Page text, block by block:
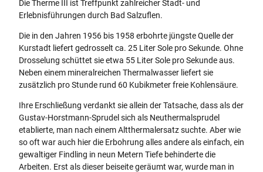
Die Therme III ist Treffpunkt zahlreicher Stadt- und
Erlebnisführungen durch Bad Salzuflen.
Die in den Jahren 1956 bis 1958 erbohrte jüngste Quelle der
Kurstadt liefert gedrosselt ca. 25 Liter Sole pro Sekunde. Ohne
Drosselung schüttet sie etwa 55 Liter Sole pro Sekunde aus.
Neben einem mineralreichen Thermalwasser liefert sie
zusätzlich pro Stunde rund 60 Kubikmeter freie Kohlensäure.
Ihre Erschließung verdankt sie allein der Tatsache, dass als der
Gustav-Horstmann-Sprudel sich als Neuthermalsprudel
etablierte, man nach einem Altthermalersatz suchte. Aber wie
so oft war auch hier die Erbohrung alles andere als einfach, ein
gewaltiger Findling in neun Metern Tiefe behinderte die
Arbeiten. Erst als dieser beiseite geräumt war, wurde man in